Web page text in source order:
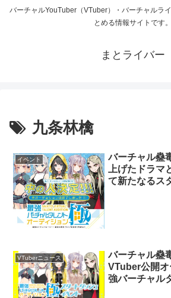
バーチャルYouTuber（VTuber）・バーチャルラ
とめる情報サイトです。
まとライバー
九条林檎
イベント
バーチャル蠱
上げたドラマ
て新たなるス
VTuberニュース
バーチャル蠱
VTuber公開
強バーチャル